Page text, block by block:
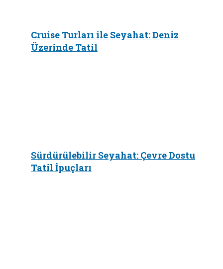
Cruise Turları ile Seyahat: Deniz
Üzerinde Tatil
Sürdürülebilir Seyahat: Çevre Dostu
Tatil İpuçları